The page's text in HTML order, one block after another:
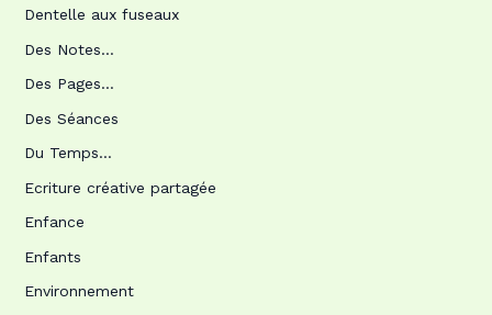
Dentelle aux fuseaux
Des Notes…
Des Pages…
Des Séances
Du Temps…
Ecriture créative partagée
Enfance
Enfants
Environnement